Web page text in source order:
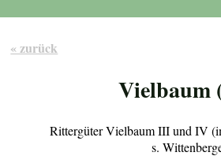
« zurück
Rittergüter Vielbaum III und IV
s.